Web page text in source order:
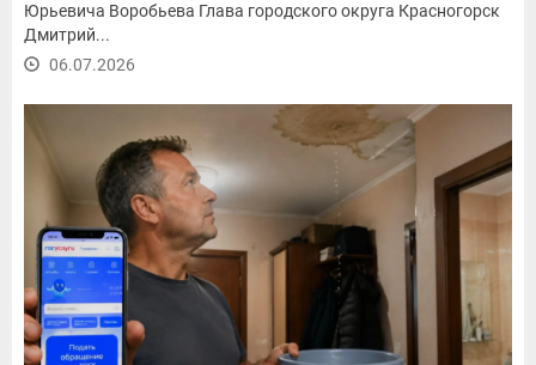
Юрьевича Воробьева Глава городского округа Красногорск
Дмитрий...
06.07.2026